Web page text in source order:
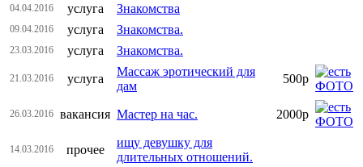
04.04.2016 услуга Знакомства
09.04.2016 услуга Знакомства.
23.03.2016 услуга Знакомства.
21.03.2016 услуга
Массаж эротический для
дам
500р
26.03.2016 вакансия Мастер на час. 2000р
14.03.2016 прочее
ищу девушку для
длительных отношений.